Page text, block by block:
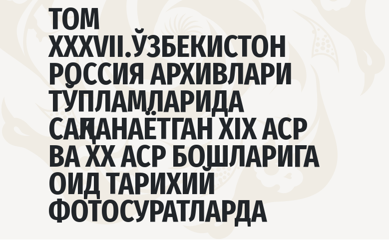
ТОМ
XXXVII.ЎЗБЕКИСТОН
РОССИЯ АРХИВЛАРИ
ТЎПЛАМЛАРИДА
САҚЛАНАЁТГАН XIX АСР
ВА XX АСР БОШЛАРИГА
ОИД ТАРИХИЙ
ФОТОСУРАТЛАРДА